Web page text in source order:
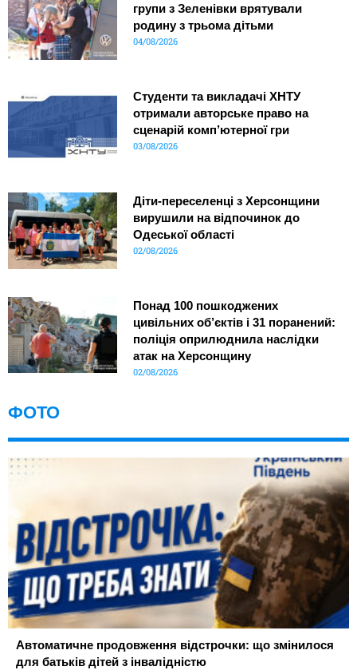
групи з Зеленівки врятували
родину з трьома дітьми
04/08/2026
Студенти та викладачі ХНТУ
отримали авторське право на
сценарій комп’ютерної гри
03/08/2026
Діти-переселенці з Херсонщини
вирушили на відпочинок до
Одеської області
02/08/2026
Понад 100 пошкоджених
цивільних об’єктів і 31 поранений:
поліція оприлюднила наслідки
атак на Херсонщину
02/08/2026
ФОТО
Автоматичне продовження відстрочки: що змінилося
для батьків дітей з інвалідністю